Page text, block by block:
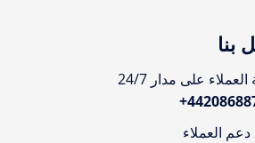
بنا
على مدار 24/7
+